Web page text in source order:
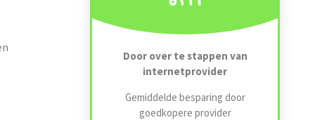
Door over te stappen van
internetprovider
Gemiddelde besparing door
goedkopere provider